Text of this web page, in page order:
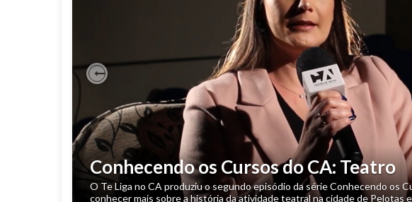
Conhecendo os Cursos do CA: Teatro
O Te Liga no CA produziu o segundo episódio da série Conhecendo os
conhecer mais sobre a história da atividade teatral na cidade de Pelotas
Conhecendo os Cursos do CA: Cinema
Começa hoje um novo projeto desenvolvido pelo Te Liga no CA,
primeiro vídeo, destaque para os Cursos de Cinema. O coordenador,
história, …
Previous